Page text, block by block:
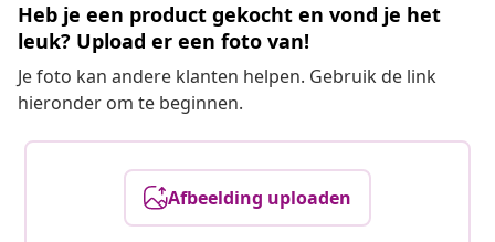
Heb je een product gekocht en vond je het
leuk? Upload er een foto van!
Je foto kan andere klanten helpen. Gebruik de link
hieronder om te beginnen.
Afbeelding uploaden